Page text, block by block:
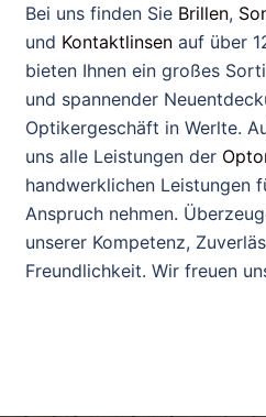
Bei uns finden Sie Brillen,
und Kontaktlinsen auf über
bieten Ihnen ein großes
und spannender
Optikergeschäft in Werlte.
uns alle Leistungen der
handwerklichen Leistungen
Anspruch nehmen.
unserer Kompetenz,
Freundlichkeit. Wir freuen